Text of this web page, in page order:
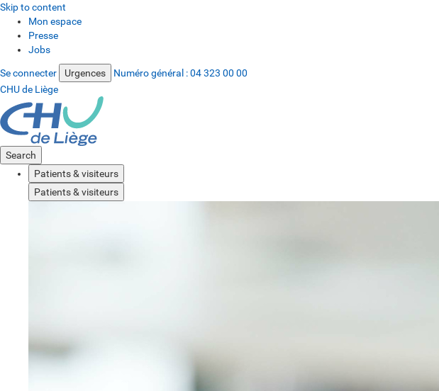
Skip to content
Mon espace
Presse
Jobs
Se connecter Urgences Numéro général :04 323 00 00
CHU de Liège
Search
Patients & visiteurs
Patients & visiteurs